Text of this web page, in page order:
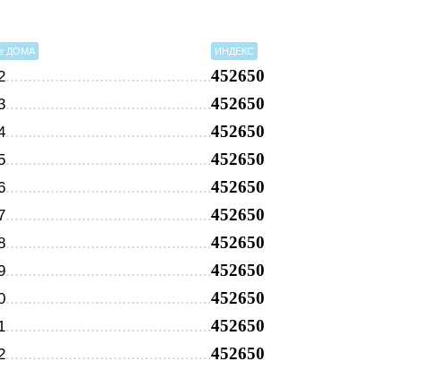
ДОМА ИНДЕКС
452650
452650
452650
452650
452650
452650
452650
452650
452650
452650
452650